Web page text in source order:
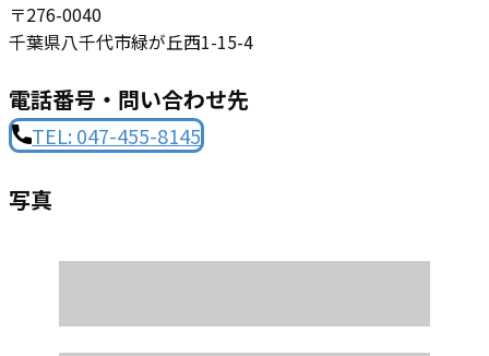
〒276-0040
千葉県⼋千代市緑が丘⻄1-15-4
電話番号・問い合わせ先
TEL: 047-455-8145
写真